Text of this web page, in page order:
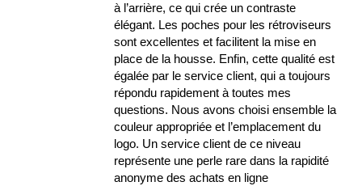
à l’arrière, ce qui crée un contraste
élégant. Les poches pour les rétroviseurs
sont excellentes et facilitent la mise en
place de la housse. Enfin, cette qualité est
égalée par le service client, qui a toujours
répondu rapidement à toutes mes
questions. Nous avons choisi ensemble la
couleur appropriée et l’emplacement du
logo. Un service client de ce niveau
représente une perle rare dans la rapidité
anonyme des achats en ligne